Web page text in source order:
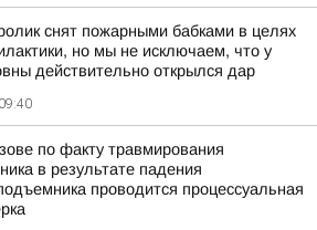
снят пожарными бабками в целях
но мы не исключаем, что у
действительно открылся дар
09:40
по факту травмирования
в результате падения
проводится процессуальная